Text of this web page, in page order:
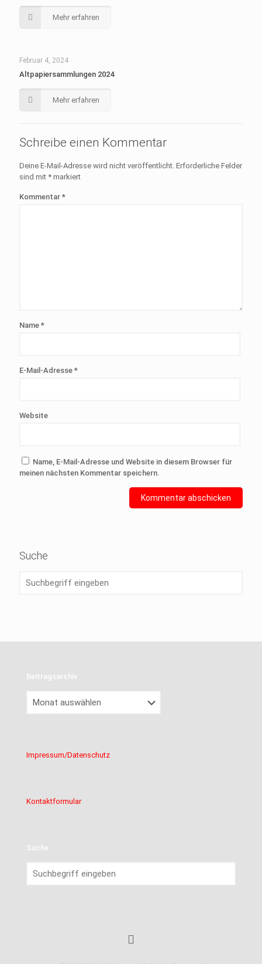
Mehr erfahren
Februar 4, 2024
Altpapiersammlungen 2024
Mehr erfahren
Schreibe einen Kommentar
Deine E-Mail-Adresse wird nicht veröffentlicht. Erforderliche Felder
sind mit * markiert
Kommentar *
Name *
E-Mail-Adresse *
Website
Name, E-Mail-Adresse und Website in diesem Browser für
meinen nächsten Kommentar speichern.
Suche
Beitragsarchiv
Impressum/Datenschutz
Kontaktformular
Suche